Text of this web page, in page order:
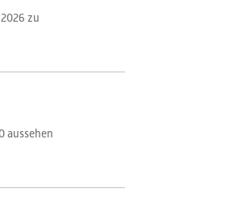
zu
aussehen